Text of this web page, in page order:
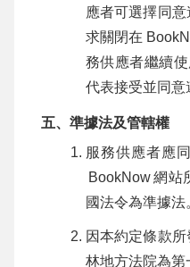
應者可選擇同
求關閉在
務供應者繼續使
代表接受並同意
五、準據法及管轄權
服務供應者應
BookNow網站
國法令為準據法
因本約定條款
林地方法院為第